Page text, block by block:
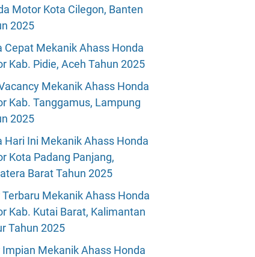
Motor Kota Cilegon, Banten
2025
Cepat Mekanik Ahass Honda
Kab. Pidie, Aceh Tahun 2025
Mekanik Ahass Honda
Kab. Tanggamus, Lampung
2025
Hari Ini Mekanik Ahass Honda
Kota Padang Panjang,
Barat Tahun 2025
Terbaru Mekanik Ahass Honda
Kab. Kutai Barat, Kalimantan
Tahun 2025
Impian Mekanik Ahass Honda